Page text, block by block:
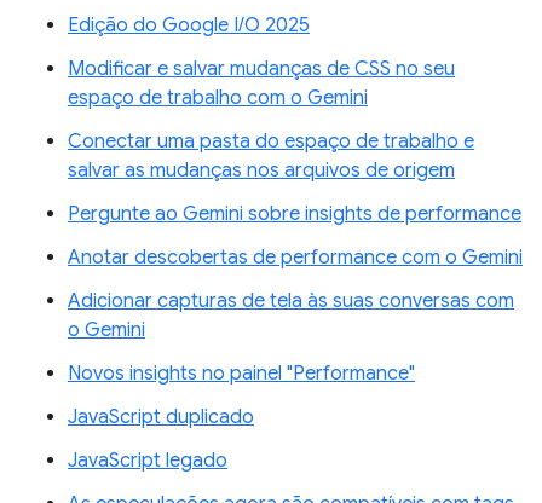
Edição do Google I/O 2025
Modificar e salvar mudanças de CSS no seu
espaço de trabalho com o Gemini
Conectar uma pasta do espaço de trabalho e
salvar as mudanças nos arquivos de origem
Pergunte ao Gemini sobre insights de performance
Anotar descobertas de performance com o Gemini
Adicionar capturas de tela às suas conversas com
o Gemini
Novos insights no painel "Performance"
JavaScript duplicado
JavaScript legado